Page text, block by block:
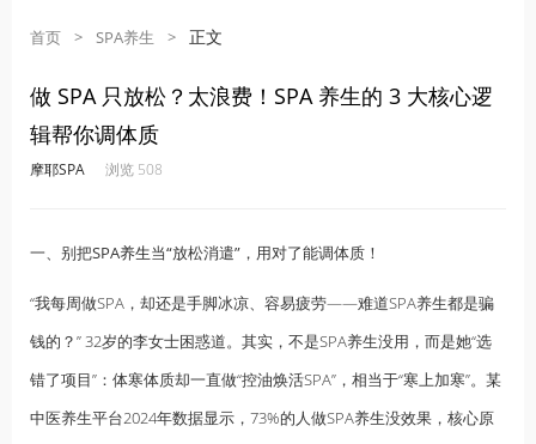
首页 > SPA养生 > 正文
做 SPA 只放松？太浪费！SPA 养生的 3 大核心逻
辑帮你调体质
摩耶SPA 浏览 508
一、别把SPA养生当“放松消遣”，用对了能调体质！
“我每周做SPA，却还是手脚冰凉、容易疲劳——难道SPA养生都是骗
钱的？” 32岁的李女士困惑道。其实，不是SPA养生没用，而是她“选
错了项目”：体寒体质却一直做“控油焕活SPA”，相当于“寒上加寒”。某
中医养生平台2024年数据显示，73%的人做SPA养生没效果，核心原